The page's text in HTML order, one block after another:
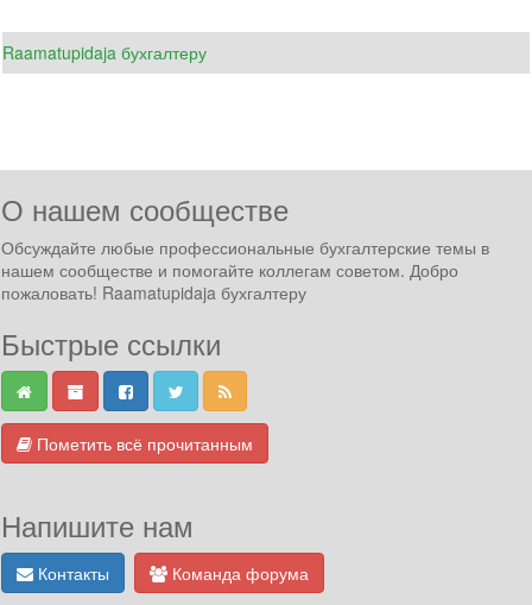
Raamatupidaja бухгалтеру
О нашем сообществе
Обсуждайте любые профессиональные бухгалтерские темы в
нашем сообществе и помогайте коллегам советом. Добро
пожаловать! Raamatupidaja бухгалтеру
Быстрые ссылки
Пометить всё прочитанным
Напишите нам
Контакты Команда форума